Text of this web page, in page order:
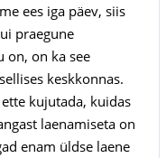
ees iga päev, siis
praegune
on, on ka see
keskkonnas.
kujutada, kuidas
laenamiseta on
enam üldse laene